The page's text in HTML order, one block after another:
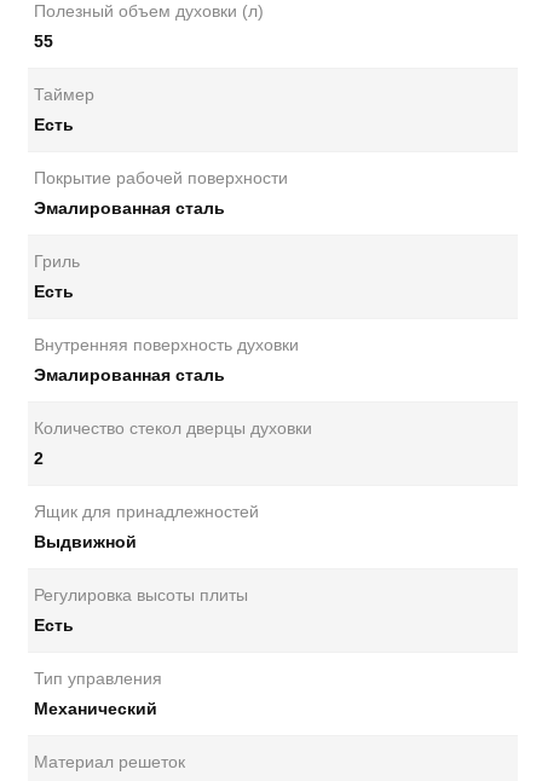
Полезный объем духовки (л)
55
Таймер
Есть
Покрытие рабочей поверхности
Эмалированная сталь
Гриль
Есть
Внутренняя поверхность духовки
Эмалированная сталь
Количество стекол дверцы духовки
2
Ящик для принадлежностей
Выдвижной
Регулировка высоты плиты
Есть
Тип управления
Механический
Материал решеток